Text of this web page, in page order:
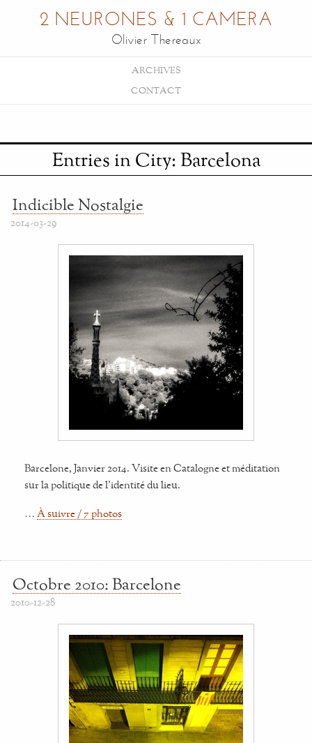
2 NEURONES & 1 CAMERA
Olivier Thereaux
ARCHIVES
CONTACT
Entries in City: Barcelona
Indicible Nostalgie
2014-03-29
Barcelone, Janvier 2014. Visite en Catalogne et méditation
sur la politique de l'identité du lieu.
… À suivre / 7 photos
Octobre 2010: Barcelone
2010-12-28